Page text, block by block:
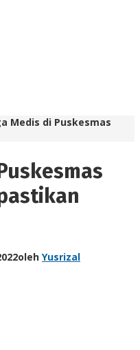
Medis di Puskesmas
oleh Yusrizal